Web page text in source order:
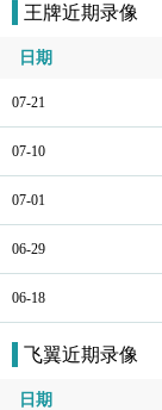
王牌近期录像
日期
07-21
07-10
07-01
06-29
06-18
飞翼近期录像
日期